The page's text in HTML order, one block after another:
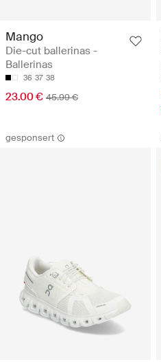
Mango
Die-cut ballerinas -
Ballerinas
36 37 38
23.00 € 45.99 €
gesponsert